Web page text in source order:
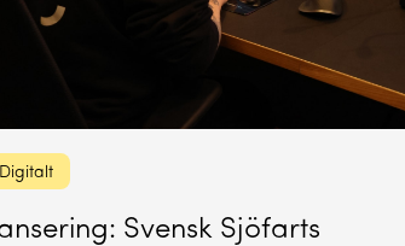
Digitalt
Svensk Sjöfarts